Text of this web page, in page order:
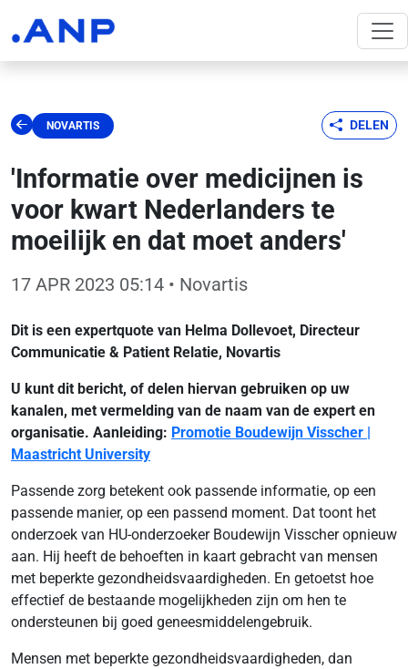
NOVARTIS DELEN
'Informatie over medicijnen is
voor kwart Nederlanders te
moeilijk en dat moet anders'
17 APR 2023 05:14 • Novartis
Dit is een expertquote van Helma Dollevoet, Directeur
Communicatie & Patient Relatie, Novartis
U kunt dit bericht, of delen hiervan gebruiken op uw
kanalen, met vermelding van de naam van de expert en
organisatie. Aanleiding: Promotie Boudewijn Visscher |
Maastricht University
Passende zorg betekent ook passende informatie, op een
passende manier, op een passend moment. Dat toont het
onderzoek van HU-onderzoeker Boudewijn Visscher opnieuw
aan. Hij heeft de behoeften in kaart gebracht van mensen
met beperkte gezondheidsvaardigheden. En getoetst hoe
effectief de bestaande mogelijkheden zijn om hen te
ondersteunen bij goed geneesmiddelengebruik.
Mensen met beperkte gezondheidsvaardigheden, dan